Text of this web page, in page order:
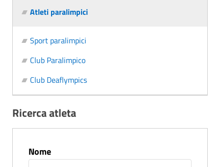
Atleti paralimpici
Sport paralimpici
Club Paralimpico
Club Deaflympics
Ricerca atleta
Nome